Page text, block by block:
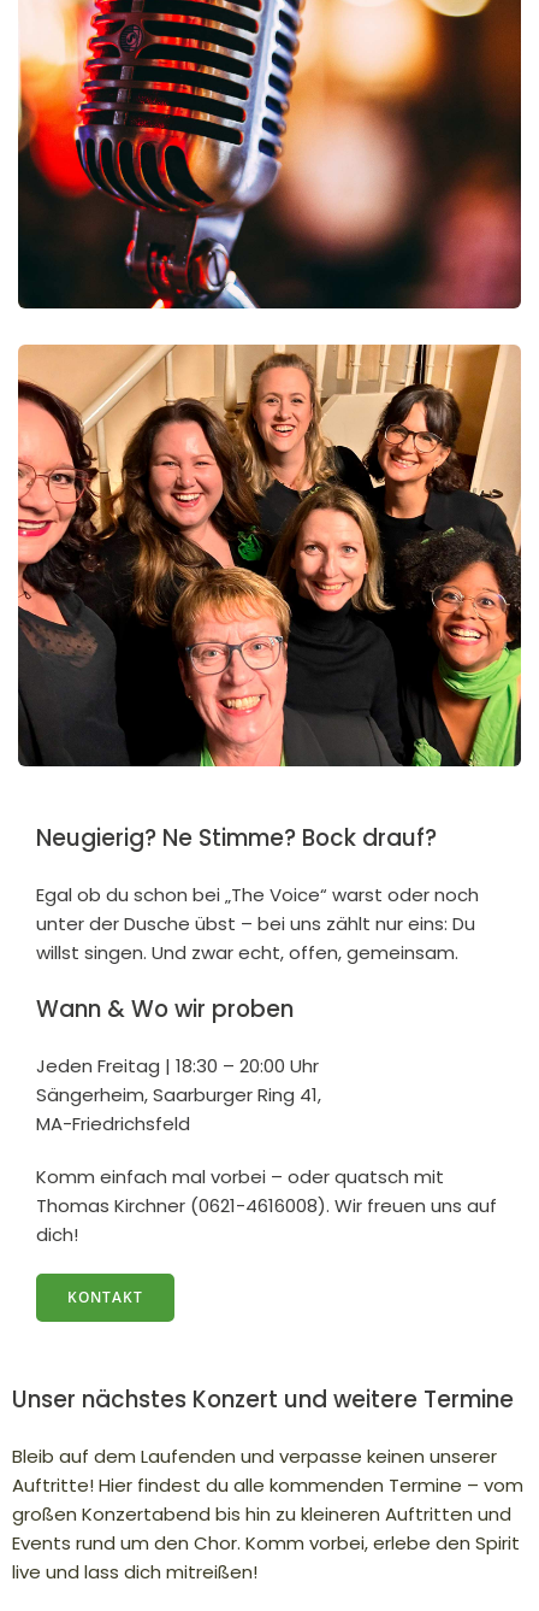
Neugierig? Ne Stimme? Bock drauf?
Egal ob du schon bei „The Voice“ warst oder noch
unter der Dusche übst – bei uns zählt nur eins: Du
willst singen. Und zwar echt, offen, gemeinsam.
Wann & Wo wir proben
Jeden Freitag | 18:30 – 20:00 Uhr
Sängerheim, Saarburger Ring 41,
MA-Friedrichsfeld
Komm einfach mal vorbei – oder quatsch mit
Thomas Kirchner (0621-4616008). Wir freuen uns auf
dich!
KONTAKT
Unser nächstes Konzert und weitere Termine
Bleib auf dem Laufenden und verpasse keinen unserer
Auftritte! Hier findest du alle kommenden Termine – vom
großen Konzertabend bis hin zu kleineren Auftritten und
Events rund um den Chor. Komm vorbei, erlebe den Spirit
live und lass dich mitreißen!